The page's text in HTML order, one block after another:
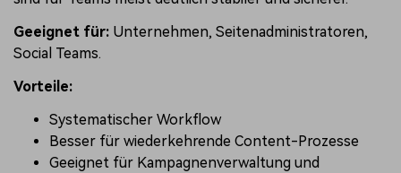
Geeignet für: Unternehmen, Seitenadministratoren,
Social Teams.
Vorteile:
Systematischer Workflow
Besser für wiederkehrende Content-Prozesse
Geeignet für Kampagnenverwaltung und